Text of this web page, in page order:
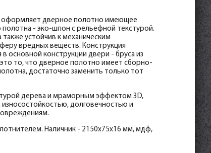
оформляет дверное полотно имеющее
- эко-шпон с рельефной текстурой.
устойчив к механическим
вредных веществ. Конструкция
основной конструкции двери - бруса из
то, что дверное полотно имеет сборно-
достаточно заменить только тот
дерева и мраморным эффектом 3D,
долговечностью и
Наличник - 2150х75х16 мм, мдф,